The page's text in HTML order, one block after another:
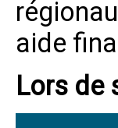
aide
Lors de